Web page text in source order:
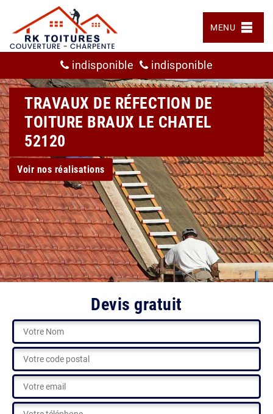
MENU
indisponible indisponible
TRAVAUX DE RÉFECTION DE
TOITURE BRAUX LE CHATEL
52120
Voir nos réalisations
Devis gratuit